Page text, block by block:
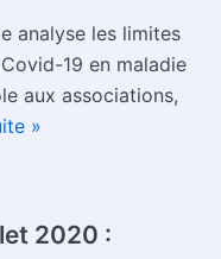
analyse les limites
19 en maladie
aux associations,
»
2020 :